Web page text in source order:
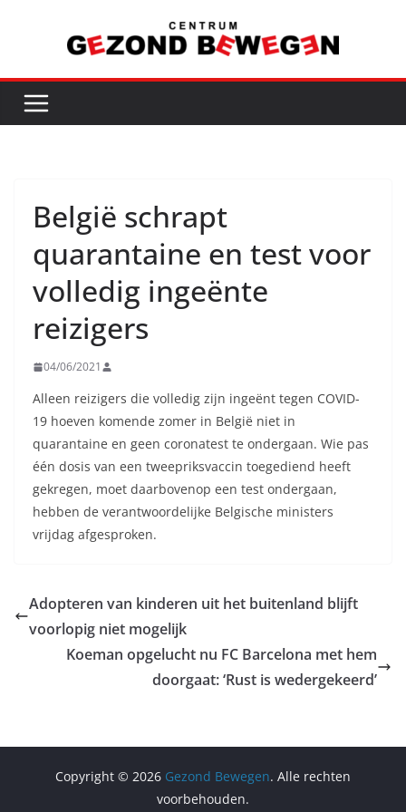
inhoud
België schrapt
quarantaine en test voor
volledig ingeënte
reizigers
04/06/2021
Alleen reizigers die volledig zijn ingeënt tegen COVID-
19 hoeven komende zomer in België niet in
quarantaine en geen coronatest te ondergaan. Wie pas
één dosis van een tweepriksvaccin toegediend heeft
gekregen, moet daarbovenop een test ondergaan,
hebben de verantwoordelijke Belgische ministers
vrijdag afgesproken.
Adopteren van kinderen uit het buitenland blijft
voorlopig niet mogelijk
Koeman opgelucht nu FC Barcelona met hem
doorgaat: ‘Rust is wedergekeerd’
Copyright © 2026 Gezond Bewegen. Alle rechten
voorbehouden.